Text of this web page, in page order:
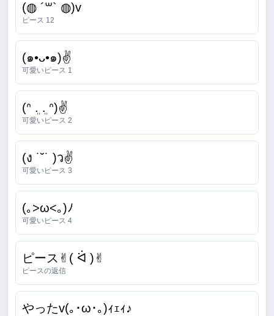
(◍ ´꒳` ◍)v
ピース 12
(๑•ᴗ•๑)✌
可愛いピース 1
(ᐢ ܸ. .ܸ ᐢ)✌
可愛いピース 2
(ง ˙˘˙ )ว✌
可愛いピース 3
(｡>ω<｡)ﾉ
可愛いピース 4
ピース✌︎( ᐛ )✌︎
ピースの返信
やったv(｡･ω･｡)ｨｪｨ♪